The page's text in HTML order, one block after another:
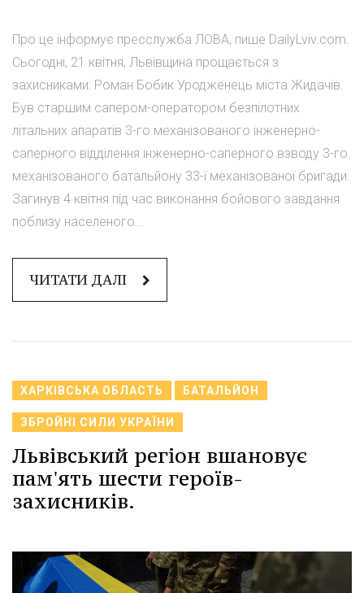
Про це інформує пресслужба ЛОВА, пише DailyLviv.com.
Сьогодні, 21 квітня, Львівщина прощається з
захисниками: Роман Бобик Уродженець міста Жидачів.
Був старшим сапером-оператором безпілотних
літальних апаратів 3-го механізованого інженерно-
саперного відділення інженерно-саперного взводу 3-го
механізованого батальйону 33-ї механізованої бригади.
Загинув 4 квітня під час виконання бойового завдання
поблизу населеного...
ЧИТАТИ ДАЛІ
ХАРКІВСЬКА ОБЛАСТЬ БАТАЛЬЙОН
ЗБРОЙНІ СИЛИ УКРАЇНИ
Львівський регіон вшановує
пам'ять шести героїв-
захисників.